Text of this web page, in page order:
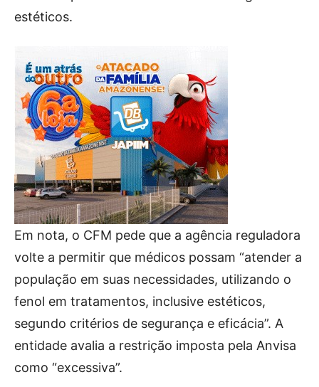
estéticos.
Em nota, o CFM pede que a agência reguladora
volte a permitir que médicos possam “atender a
população em suas necessidades, utilizando o
fenol em tratamentos, inclusive estéticos,
segundo critérios de segurança e eficácia”. A
entidade avalia a restrição imposta pela Anvisa
como “excessiva”.